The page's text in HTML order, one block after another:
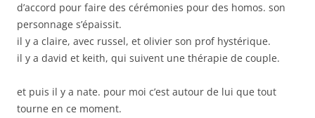
d’accord pour faire des cérémonies pour des homos. son
personnage s’épaissit.
il y a claire, avec russel, et olivier son prof hystérique.
il y a david et keith, qui suivent une thérapie de couple.
et puis il y a nate. pour moi c’est autour de lui que tout
tourne en ce moment.